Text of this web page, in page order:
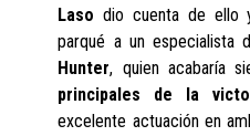
Lasodio cuenta de ello
parqué a un especialista
Hunter, quien acabaría
principales de la
excelente actuación en